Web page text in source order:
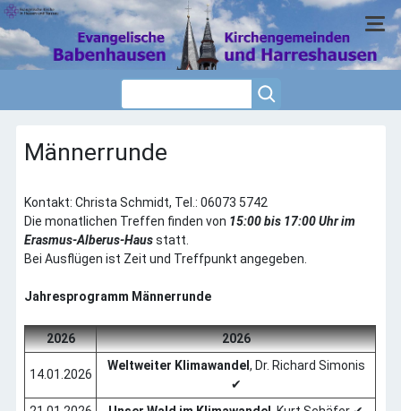
Home
Leitbild
Liturgie
Einkaufsfahrten
Gruppen + Kreise
Kinder + Jugend
Konfirmanden
Konfirmierte
Männerrunde
Kontakt: Christa Schmidt, Tel.: 06073 5742
Die monatlichen Treffen finden von 15:00 bis 17:00 Uhr im
Erasmus-Alberus-Hausstatt.
Bei Ausflügen ist Zeit und Treffpunkt angegeben.
Jahresprogramm Männerrunde
2026 2026
14.01.2026
Weltweiter Klimawandel , Dr. Richard Simonis
✔